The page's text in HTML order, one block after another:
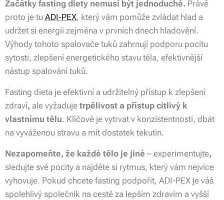
Začátky fasting diety nemusí být jednoduché. Právě
proto je tu ADI-PEX, který vám pomůže zvládat hlad a
udržet si energii zejména v prvních dnech hladovění.
Výhody tohoto spalovače tuků zahrnují podporu pocitu
sytosti, zlepšení energetického stavu těla, efektivnější
nástup spalování tuků.
Fasting dieta je efektivní a udržitelný přístup k zlepšení
zdraví, ale vyžaduje trpělivost a přístup citlivý k
vlastnímu tělu. Klíčové je vytrvat v konzistentnosti, dbát
na vyváženou stravu a mít dostatek tekutin.
Nezapomeňte, že každé tělo je jiné – experimentujte,
sledujte své pocity a najděte si rytmus, který vám nejvíce
vyhovuje. Pokud chcete fasting podpořit, ADI-PEX je váš
spolehlivý společník na cestě za lepším zdravím a vyšší